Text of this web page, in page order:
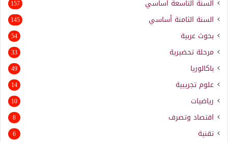
السنة التاسعة أساسي 157
السنة الثامنة أساسي 145
بحوث عربية 54
مرحلة تحضيرية 33
باكالوريا 49
علوم تجريبية 14
رياضيات 10
اقتصاد وتصرف 8
تقنية 6